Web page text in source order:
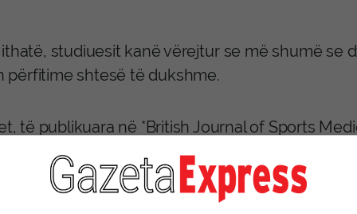
studiuesit kanë vërejtur se më shumë se
përfitime shtesë të dukshme.
të publikuara në *British Journal of Sports
të mbështetur jetëgjatësinë është